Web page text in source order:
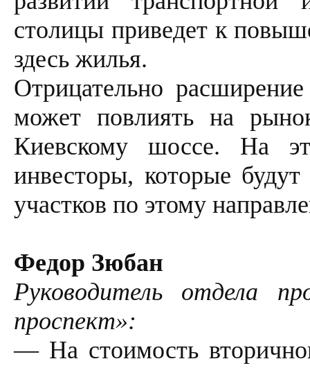
столицы приведет к
здесь жилья.
Отрицательно
может повлиять на
Киевскому шоссе. На
инвесторы, которые
участков по этому
Федор Зюбан
Руководитель отдела
проспект»:
— На стоимость